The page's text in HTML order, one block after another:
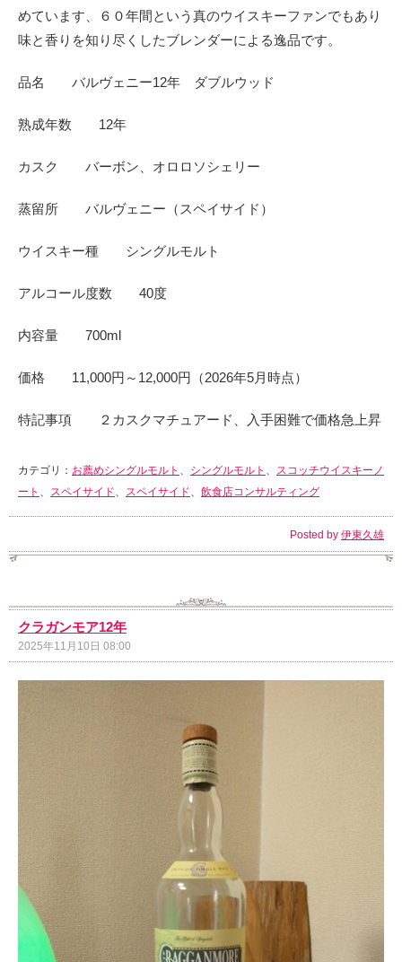
めています、６０年間という真のウイスキーファンでもあり
味と香りを知り尽くしたブレンダーによる逸品です。
品名 バルヴェニー12年 ダブルウッド
熟成年数 12年
カスク バーボン、オロロソシェリー
蒸留所 バルヴェニー（スペイサイド）
ウイスキー種 シングルモルト
アルコール度数 40度
内容量 700ml
価格 11,000円～12,000円（2026年5月時点）
特記事項 ２カスクマチュアード、入手困難で価格急上昇
カテゴリ： お薦めシングルモルト 、 シングルモルト 、 スコッチウイスキーノ
ート 、 スペイサイド、 スペイサイド、 飲食店コンサルティング
Posted by 伊東久雄
クラガンモア12年
2025年11月10日 08:00